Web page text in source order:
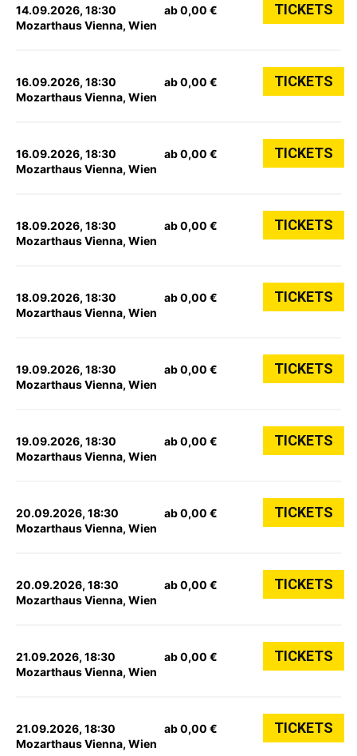
14.09.2026, 18:30
Mozarthaus Vienna, Wien
ab 0,00 € TICKETS
16.09.2026, 18:30
Mozarthaus Vienna, Wien
ab 0,00 € TICKETS
16.09.2026, 18:30
Mozarthaus Vienna, Wien
ab 0,00 € TICKETS
18.09.2026, 18:30
Mozarthaus Vienna, Wien
ab 0,00 € TICKETS
18.09.2026, 18:30
Mozarthaus Vienna, Wien
ab 0,00 € TICKETS
19.09.2026, 18:30
Mozarthaus Vienna, Wien
ab 0,00 € TICKETS
19.09.2026, 18:30
Mozarthaus Vienna, Wien
ab 0,00 € TICKETS
20.09.2026, 18:30
Mozarthaus Vienna, Wien
ab 0,00 € TICKETS
20.09.2026, 18:30
Mozarthaus Vienna, Wien
ab 0,00 € TICKETS
21.09.2026, 18:30
Mozarthaus Vienna, Wien
ab 0,00 € TICKETS
21.09.2026, 18:30
Mozarthaus Vienna, Wien
ab 0,00 € TICKETS